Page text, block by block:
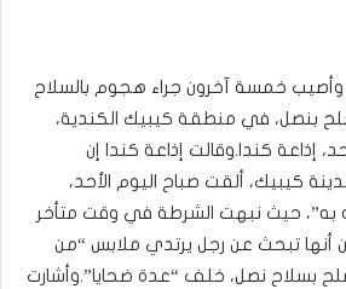
خمسة آخرون جراء هجوم بالسلاح
بنصل، في منطقة كيبيك الكندية،
إذاعة كندا.وقالت إذاعة كندا إن
كيبيك، ألقت صباح اليوم الأحد،
حيث نبهت الشرطة في وقت متأخر
تبحث عن رجل يرتدي ملابس “من
بسلاح نصل، خلف “عدة ضحايا”.وأشارت